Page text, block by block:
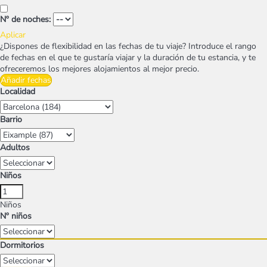
Nº de noches:
Aplicar
¿Dispones de flexibilidad en las fechas de tu viaje? Introduce el rango
de fechas en el que te gustaría viajar y la duración de tu estancia, y te
ofreceremos los mejores alojamientos al mejor precio.
Añadir fechas
Localidad
Barrio
Adultos
Niños
Niños
Nº niños
Dormitorios